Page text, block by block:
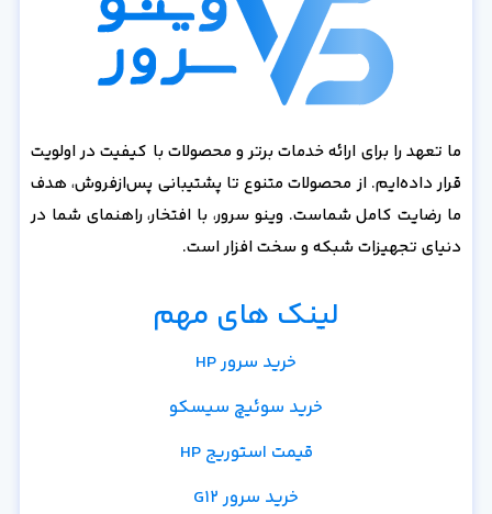
ما تعهد را برای ارائه خدمات برتر و محصولات با کیفیت در اولویت
قرار داده‌ایم. از محصولات متنوع تا پشتیبانی پس‌از‌فروش، هدف
ما رضایت کامل شماست. وینو سرور، با افتخار، راهنمای شما در
دنیای تجهیزات شبکه و سخت افزار است.
لینک های مهم
خرید سرور HP
خرید سوئیچ سیسکو
قیمت استوریج HP
خرید سرور G12